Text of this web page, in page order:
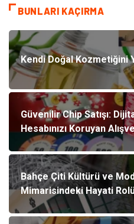
BUNLARI KAÇIRMA
Kendi Doğal Kozmetiğini
Güvenilir Chip Satışı:
Hesabınızı Koruyan
Bahçe Çiti Kültürü ve
Mimarisindeki Hayati